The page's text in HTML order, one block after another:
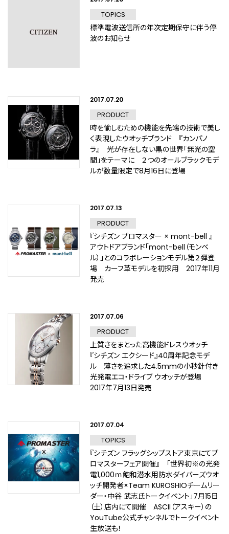
TOPICS
標準電波送信所の年次定期保守に伴う停
波のお知らせ
2017.07.20
PRODUCT
時を愉しむための機能を先端の技術で美し
く表現したウオッチブランド 『カンパノ
ラ』 光が存在しない黒の世界「無光の空
間」をテーマに ２つのオールブラックモデ
ルが数量限定で8月16日に登場
2017.07.13
PRODUCT
『シチズン プロマスター × mont-bell 』
アウトドアブランド「mont-bell（モンベ
ル）」とのコラボレーションモデル第２弾登
場 カーフ革モデルを初採用 2017年11月
発売
2017.07.06
PRODUCT
上質さをまとった高機能ドレスウオッチ
『シチズン エクシード』40周年記念モデ
ル 薄さを追求した4.5mmの小秒針付き
光発電エコ・ドライブ ウオッチが登場
2017年7月13日発売
2017.07.04
TOPICS
『シチズン フラッグシップストア東京にてプ
ロマスターフェア開催』 「世界初※の光発
電1,000ｍ飽和潜水用防水ダイバーズウオ
ッチ開発者×Team KUROSHIOチームリー
ダー・中谷 武志氏トークイベント」7月15日
（土）店内にて開催 ASCII（アスキー）の
YouTube公式チャンネルでトークイベント
生放送も！